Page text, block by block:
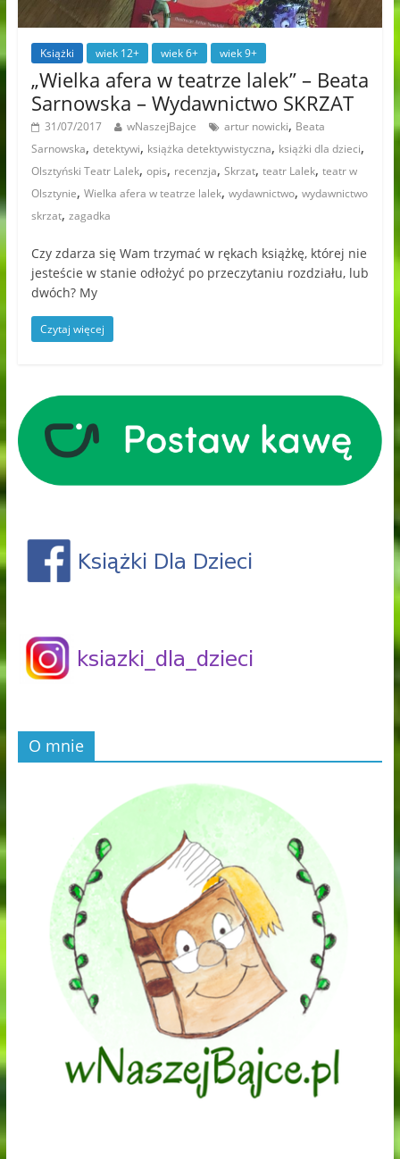
Książki wiek 12+ wiek 6+ wiek 9+
„Wielka afera w teatrze lalek” – Beata
Sarnowska – Wydawnictwo SKRZAT
31/07/2017 wNaszejBajce artur nowicki, Beata
Sarnowska, detektywi, książka detektywistyczna, książki dla dzieci,
Olsztyński Teatr Lalek, opis, recenzja, Skrzat, teatr Lalek, teatr w
Olsztynie, Wielka afera w teatrze lalek, wydawnictwo, wydawnictwo
skrzat, zagadka
Czy zdarza się Wam trzymać w rękach książkę, której nie
jesteście w stanie odłożyć po przeczytaniu rozdziału, lub
dwóch? My
Czytaj więcej
O mnie